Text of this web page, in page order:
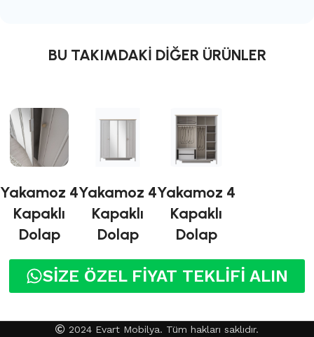
BU TAKIMDAKİ DİĞER ÜRÜNLER
Yakamoz 4
Kapaklı
Dolap
Yakamoz 4
Kapaklı
Dolap
Yakamoz 4
Kapaklı
Dolap
SİZE ÖZEL FİYAT TEKLİFİ ALIN
2024 Evart Mobilya. Tüm hakları saklıdır.